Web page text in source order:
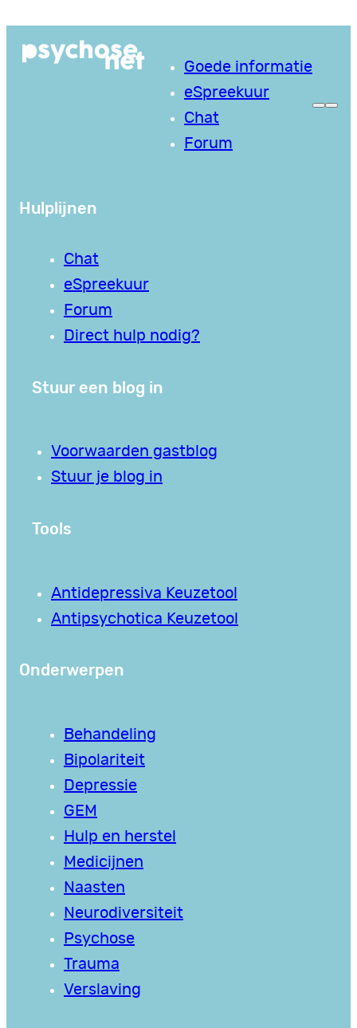
naar
Goede informatie
eSpreekuur
Chat
Forum
Hulplijnen
Chat
eSpreekuur
Forum
Direct hulp nodig?
Stuur een blog in
Voorwaarden gastblog
Stuur je blog in
Tools
Antidepressiva Keuzetool
Antipsychotica Keuzetool
Onderwerpen
Behandeling
Bipolariteit
Depressie
GEM
Hulp en herstel
Medicijnen
Naasten
Neurodiversiteit
Psychose
Trauma
Verslaving